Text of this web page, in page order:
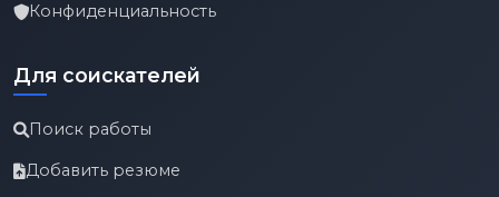
Конфиденциальность
Для соискателей
Поиск работы
Добавить резюме